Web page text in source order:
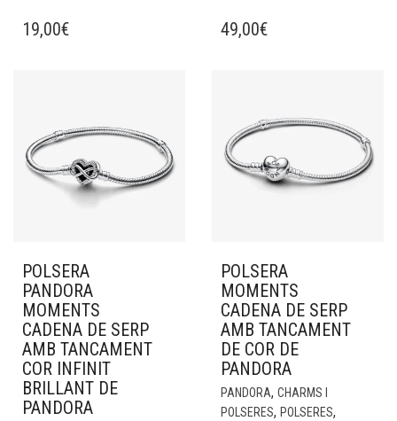
19,00€ 49,00€
POLSERA
PANDORA
MOMENTS
CADENA DE SERP
AMB TANCAMENT
COR INFINIT
BRILLANT DE
PANDORA
POLSERA
MOMENTS
CADENA DE SERP
AMB TANCAMENT
DE COR DE
PANDORA
PANDORA, CHARMS I
POLSERES, POLSERES,